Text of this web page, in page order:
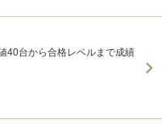
40台から合格レベルまで成績